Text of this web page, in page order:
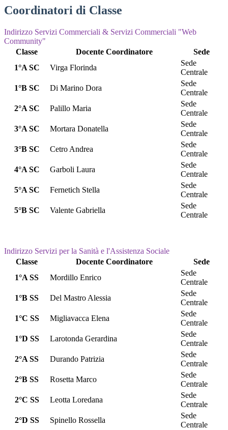
Coordinatori di Classe
Indirizzo Servizi Commerciali & Servizi Commerciali "Web
Community"
Classe
Docente Coordinatore
Sede
1°A SC
Virga Florinda
Sede
Centrale
1°B SC
Di Marino Dora
Sede
Centrale
2°A SC
Palillo Maria
Sede
Centrale
3°A SC
Mortara Donatella
Sede
Centrale
3°B SC
Cetro Andrea
Sede
Centrale
4°A SC
Garboli Laura
Sede
Centrale
5°A SC
Fernetich Stella
Sede
Centrale
5°B SC
Valente Gabriella
Sede
Centrale
Indirizzo Servizi per la Sanità e l'Assistenza Sociale
Classe
Docente Coordinatore
Sede
1°A SS
Mordillo Enrico
Sede
Centrale
1°B SS
Del Mastro Alessia
Sede
Centrale
1°C SS
Migliavacca Elena
Sede
Centrale
1°D SS
Larotonda Gerardina
Sede
Centrale
2°A SS
Durando Patrizia
Sede
Centrale
2°B SS
Rosetta Marco
Sede
Centrale
2°C SS
Leotta Loredana
Sede
Centrale
2°D SS
Spinello Rossella
Sede
Centrale